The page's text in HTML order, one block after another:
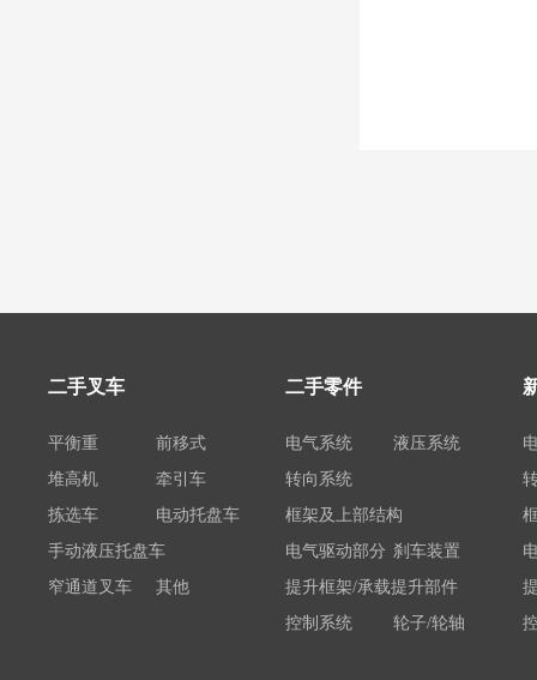
二手叉车
平衡重
前移式
堆高机
牵引车
拣选车
电动托盘车
手动液压托盘车
窄通道叉车
其他
二手零件
电气系统
液压系统
转向系统
框架及上部结构
电气驱动部分 刹车装置
提升框架/承载提升部件
控制系统
轮子/轮轴